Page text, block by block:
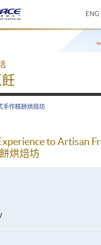
ENG
手作糕餅烘焙坊
to Artisan
烘焙坊